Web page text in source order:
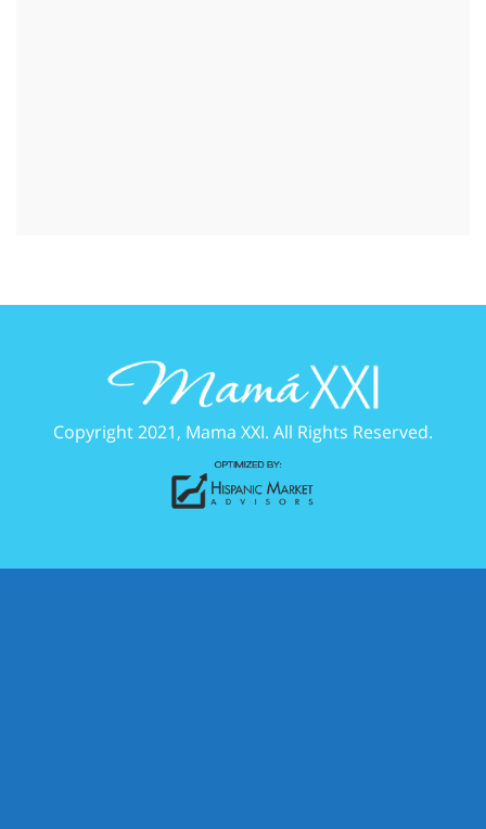
Copyright 2021, Mama XXI. All Rights Reserved.